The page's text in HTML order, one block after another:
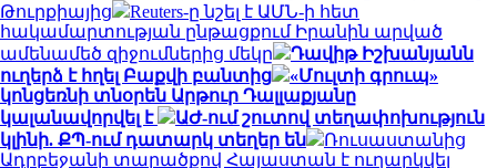
Թուրքիայից
Reuters-ը նշել է ԱՄՆ-ի հետ
հակամարտության ընթացքում Իրանին արված
ամենամեծ զիջումներից մեկը
Դավիթ Իշխանյանն
ուղերձ է հղել Բաքվի բանտից
«Մուլտի գրուպ»
կոնցեռնի տնօրեն Արթուր Դալլաքյանը
կալանավորվել է
ԱԺ-ում շուտով տեղափոխություն
կլինի. ՔՊ-ում դատարկ տեղեր են
Ռուսաստանից
Ադրբեջանի տարածքով Հայաստան է ուղարկվել